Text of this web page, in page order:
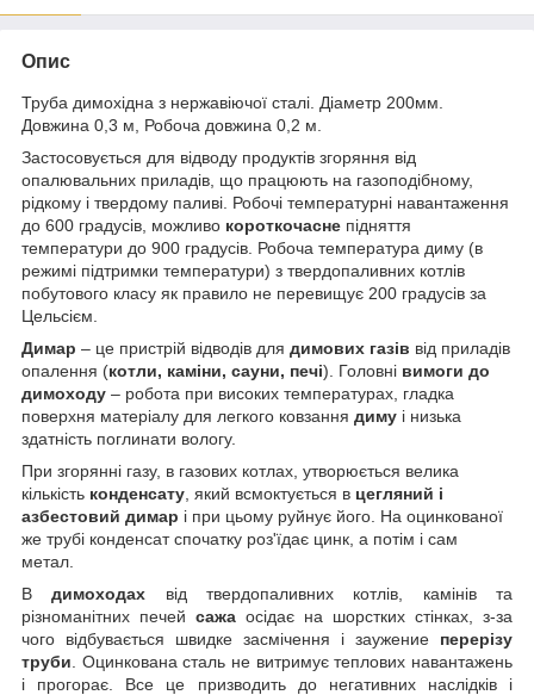
Опис
Труба димохідна з нержавіючої сталі. Діаметр 200мм.
Довжина 0,3 м, Робоча довжина 0,2 м.
Застосовується для відводу продуктів згоряння від
опалювальних приладів, що працюють на газоподібному,
рідкому і твердому паливі. Робочі температурні навантаження
до 600 градусів, можливо короткочасне підняття
температури до 900 градусів. Робоча температура диму (в
режимі підтримки температури) з твердопаливних котлів
побутового класу як правило не перевищує 200 градусів за
Цельсієм.
Димар – це пристрій відводів для димових газів від приладів
опалення (котли, каміни, сауни, печі). Головні вимоги до
димоходу – робота при високих температурах, гладка
поверхня матеріалу для легкого ковзання диму і низька
здатність поглинати вологу.
При згорянні газу, в газових котлах, утворюється велика
кількість конденсату , який всмоктується в цегляний і
азбестовий димар і при цьому руйнує його. На оцинкованої
же трубі конденсат спочатку роз'їдає цинк, а потім і сам
метал.
Вдимоходах від твердопаливних котлів, камінів та
різноманітних печей сажа осідає на шорстких стінках, з-за
чого відбувається швидке засмічення і заужение перерізу
труби . Оцинкована сталь не витримує теплових навантажень
і прогорає. Все це призводить до негативних наслідків і